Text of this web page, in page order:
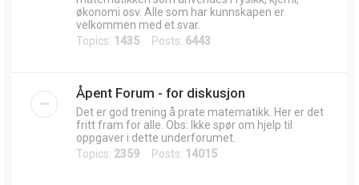
økonomi osv. Alle som har kunnskapen er
velkommen med et svar.
Topics: 1435 Posts: 6443
Åpent Forum - for diskusjon
Det er god trening å prate matematikk. Her er det
fritt fram for alle. Obs: Ikke spør om hjelp til
oppgaver i dette underforumet.
Topics: 2359 Posts: 14015